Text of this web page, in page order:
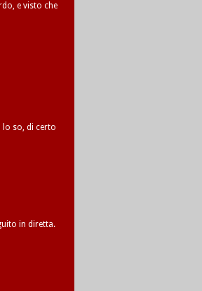
e visto che
lo so, di certo
in diretta.